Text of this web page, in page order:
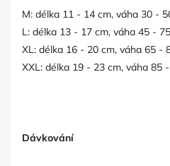
M: délka 11 - 14 cm, váha 30 -
L: délka 13 - 17 cm, váha 45 -
XL: délka 16 - 20 cm, váha 65 -
XXL: délka 19 - 23 cm, váha 85
Dávkování